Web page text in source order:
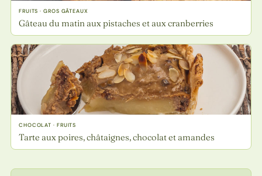
FRUITS · GROS GÂTEAUX
Gâteau du matin aux pistaches et aux cranberries
CHOCOLAT · FRUITS
Tarte aux poires, châtaignes, chocolat et amandes